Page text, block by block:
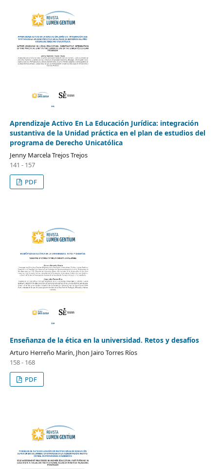
Aprendizaje Activo En La Educación Jurídica: integración
sustantiva de la Unidad práctica en el plan de estudios del
programa de Derecho Unicatólica
Jenny Marcela Trejos Trejos
141 - 157
PDF
Enseñanza de la ética en la universidad. Retos y desafíos
Arturo Herreño Marín, Jhon Jairo Torres Ríos
158 - 168
PDF